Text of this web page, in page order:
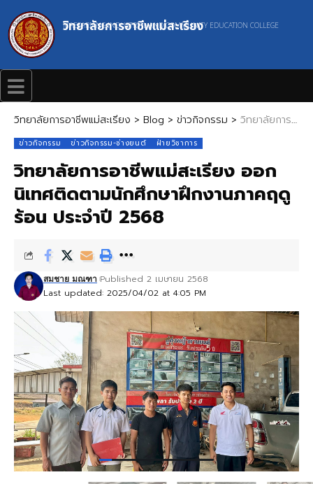
วิทยาลัยการอาชีพแม่สะเรียง
MAESARIANG INDUSTRIAL AND COMMUNITY EDUCATION COLLEGE
วิทยาลัยการอาชีพแม่สะเรียง > Blog > ข่าวกิจกรรม > วิทยาลัยการอาชีพแม่สะเรียง ออกนิเทศติดตามนักศึกษาฝึกงานภาคฤดูร้อน ประจำปี 2568
ข่าวกิจกรรม ข่าวกิจกรรม-ช่างยนต์ ฝ่ายวิชาการ
วิทยาลัยการอาชีพแม่สะเรียง ออก
นิเทศติดตามนักศึกษาฝึกงานภาคฤดู
ร้อน ประจำปี 2568
Last updated: 2025/04/02 at 4:05 PM
สมชาย มณฑา Published 2 เมษายน 2568